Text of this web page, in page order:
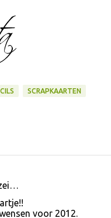
SCRAPKAARTEN
voor 2012.